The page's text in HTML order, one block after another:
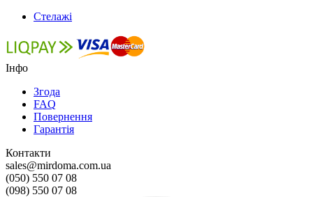
Стелажі
Інфо
Згода
FAQ
Повернення
Гарантія
Контакти
sales@mirdoma.com.ua
(050) 550 07 08
(098) 550 07 08